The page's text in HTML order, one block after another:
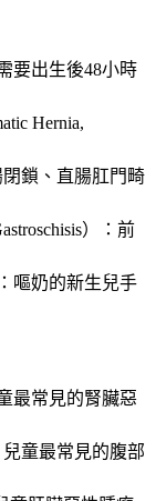
要出生後48小時
Hernia,
鎖、直腸肛門畸
）：前
嘔奶的新生兒手
最常見的腎臟惡
兒童最常見的腹部